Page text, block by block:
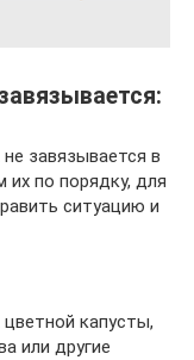
завязывается в
по порядку, для
ситуацию и
капусты,
или другие